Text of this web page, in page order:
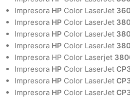
Impresora HP Color LaserJet
Impresora HP Color LaserJet
Impresora HP Color LaserJet
Impresora HP Color LaserJet
Impresora HP Color Laserjet
Impresora HP Color LaserJet
Impresora HP Color LaserJet
Impresora HP Color LaserJet